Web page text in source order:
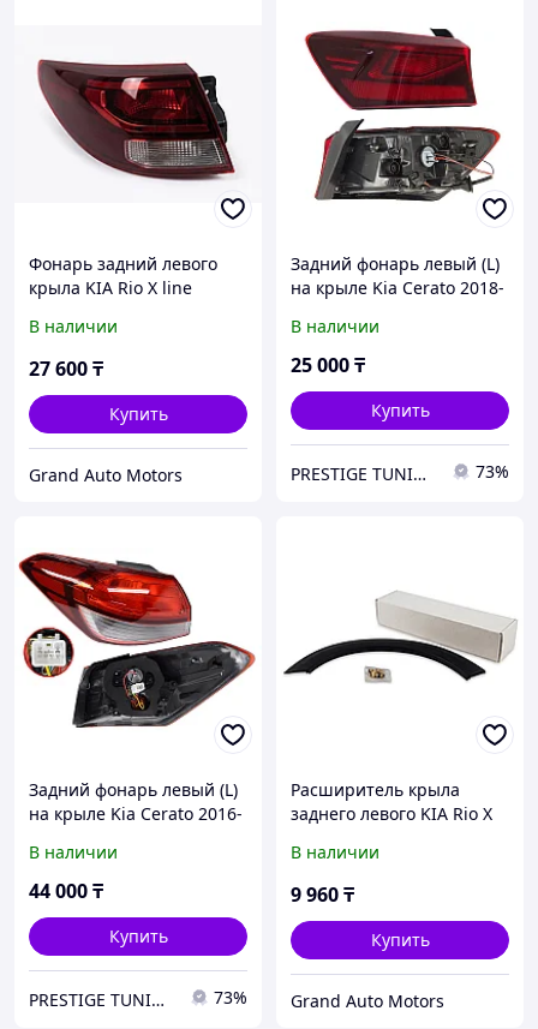
Фонарь задний левого
крыла KIA Rio X line
В наличии
27 600₸
Купить
Grand Auto Motors
Задний фонарь левый (L)
на крыле Kia Cerato 2018-
В наличии
25 000₸
Купить
PRESTIGE TUNING 73%
Задний фонарь левый (L)
на крыле Kia Cerato 2016-
В наличии
44 000₸
Купить
PRESTIGE TUNING 73%
Расширитель крыла
заднего левого KIA Rio X
В наличии
9 960₸
Купить
Grand Auto Motors